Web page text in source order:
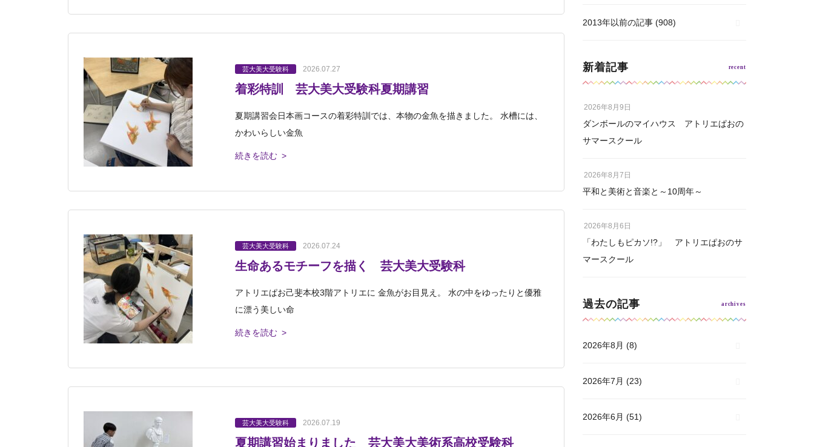
芸大美大受験科 2026.07.27
着彩特訓 芸大美大受験科夏期講習
夏期講習会日本画コースの着彩特訓では、本物の金魚を描きました。 水槽には、
かわいらしい金魚
続きを読む >
芸大美大受験科 2026.07.24
生命あるモチーフを描く 芸大美大受験科
アトリエぱお己斐本校3階アトリエに 金魚がお目見え。 水の中をゆったりと優雅
に漂う美しい命
続きを読む >
芸大美大受験科 2026.07.19
夏期講習始まりました 芸大美大美術系高校受験科
2013年以前の記事 (908)
新着記事
ダンボールのマイハウス アトリエぱおの
サマースクール
2026年8月9日
平和と美術と音楽と～10周年～
2026年8月7日
「わたしもピカソ!?」 アトリエぱおのサ
マースクール
2026年8月6日
過去の記事
2026年8月 (8)
2026年7月 (23)
2026年6月 (51)